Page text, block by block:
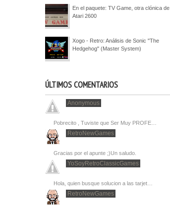
En el paquete: TV Game, otra clónica de
Atari 2600
Xogo - Retro: Análisis de Sonic "The
Hedgehog" (Master System)
ÚLTIMOS COMENTARIOS
Anonymous
Pobrecito , Tuviste que Ser Muy PROFE…
RetroNewGames
Gracias por el apunte ;)Un saludo.
YoSoyRetroClassicGames
Hola, quien busque solucion a las tarjet…
RetroNewGames